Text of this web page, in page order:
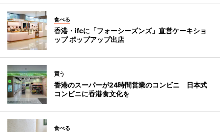
食べる
香港・ifcに「フォーシーズンズ」直営ケーキショ
ップ ポップアップ出店
買う
香港のスーパーが24時間営業のコンビニ 日本式
コンビニに香港食文化を
食べる